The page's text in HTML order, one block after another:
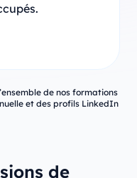
de nos formations
et des profils LinkedIn
de